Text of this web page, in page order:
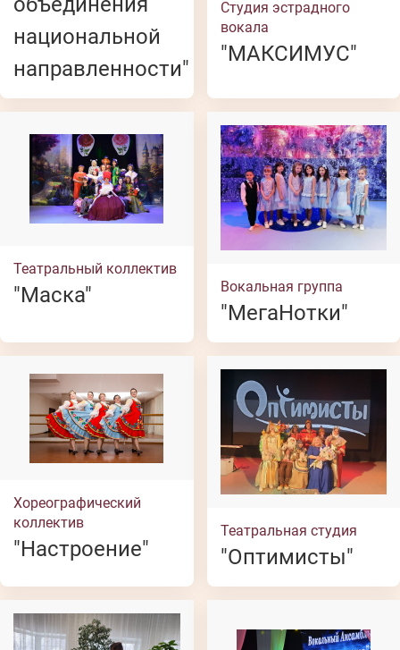
национальной
направленности"
Студия эстрадного
вокала
"МАКСИМУС"
Театральный коллектив
"Маска" Вокальная группа
"МегаНотки"
Хореографический
коллектив
"Настроение"
Театральная студия
"Оптимисты"